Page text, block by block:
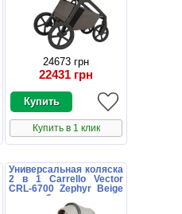
24673 грн
22431 грн
Купить в 1 клик
Универсальная коляска
2 в 1 Carrello Vector
CRL-6700 Zephyr Beige
светло-бежевая с
дождевиком